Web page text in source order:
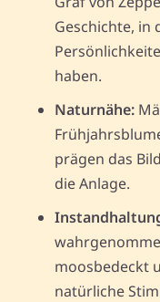
Geschichte, in
haben.
Naturnähe:
prägen das
die Anlage.
moosbedeckt
natürliche